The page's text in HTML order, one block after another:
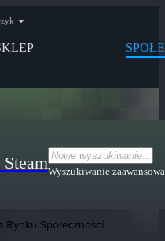
Wyszukiwanie
Społeczności